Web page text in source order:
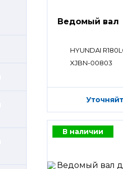
Ведомый вал
HYUNDAI
XJBN-00803
В наличии